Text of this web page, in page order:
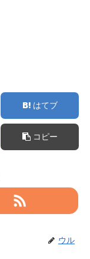
はてブ
コピー
ウル